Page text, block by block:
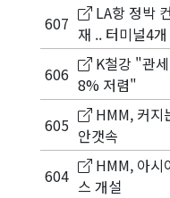
607
LA항 정박
재 .. 터미널4
606
K철강 "관세
8% 저렴"
605
HMM, 커지
안갯속
604
HMM, 아시
스 개설